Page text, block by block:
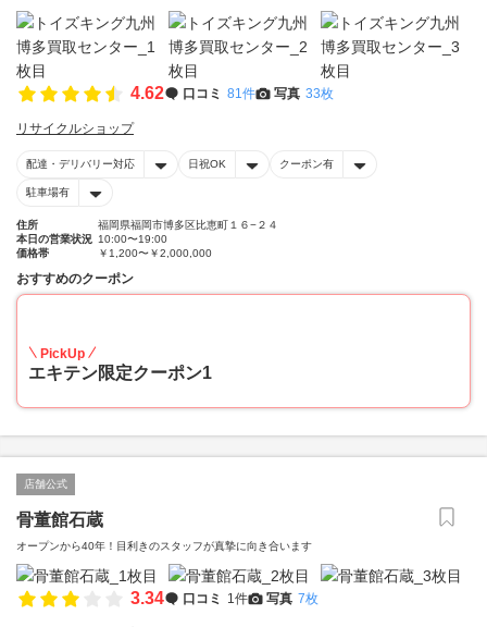
4.62 口コミ 81件 写真 33枚
リサイクルショップ
配達・デリバリー対応 日祝OK クーポン有
駐車場有
住所
福岡県福岡市博多区比恵町１６−２４
本日の営業状況 10:00〜19:00
価格帯
￥1,200〜￥2,000,000
おすすめのクーポン
PickUp
エキテン限定クーポン1
店舗公式
骨董館石蔵
オープンから40年！目利きのスタッフが真摯に向き合います
3.34 口コミ 1件 写真 7枚